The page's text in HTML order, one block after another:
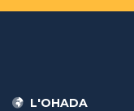
L'OHADA